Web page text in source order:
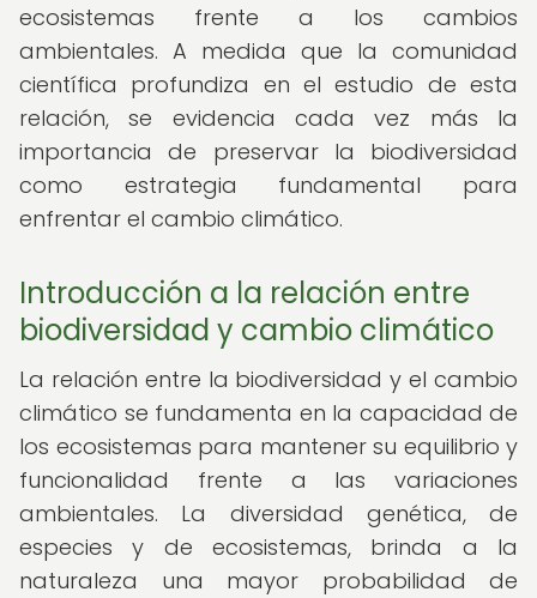
ecosistemas frente a los cambios
ambientales. A medida que la comunidad
científica profundiza en el estudio de esta
relación, se evidencia cada vez más la
importancia de preservar la biodiversidad
como estrategia fundamental para
enfrentar el cambio climático.
Introducción a la relación entre
biodiversidad y cambio climático
La relación entre la biodiversidad y el cambio
climático se fundamenta en la capacidad de
los ecosistemas para mantener su equilibrio y
funcionalidad frente a las variaciones
ambientales. La diversidad genética, de
especies y de ecosistemas, brinda a la
naturaleza una mayor probabilidad de